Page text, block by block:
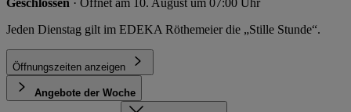
Jeden Dienstag gilt im EDEKA Röthemeier die „Stille Stunde“.
Öffnungszeiten anzeigen
Angebote der Woche